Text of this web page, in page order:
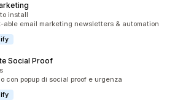
install
able email marketing newsletters & automation
Social Proof
con popup di social proof e urgenza